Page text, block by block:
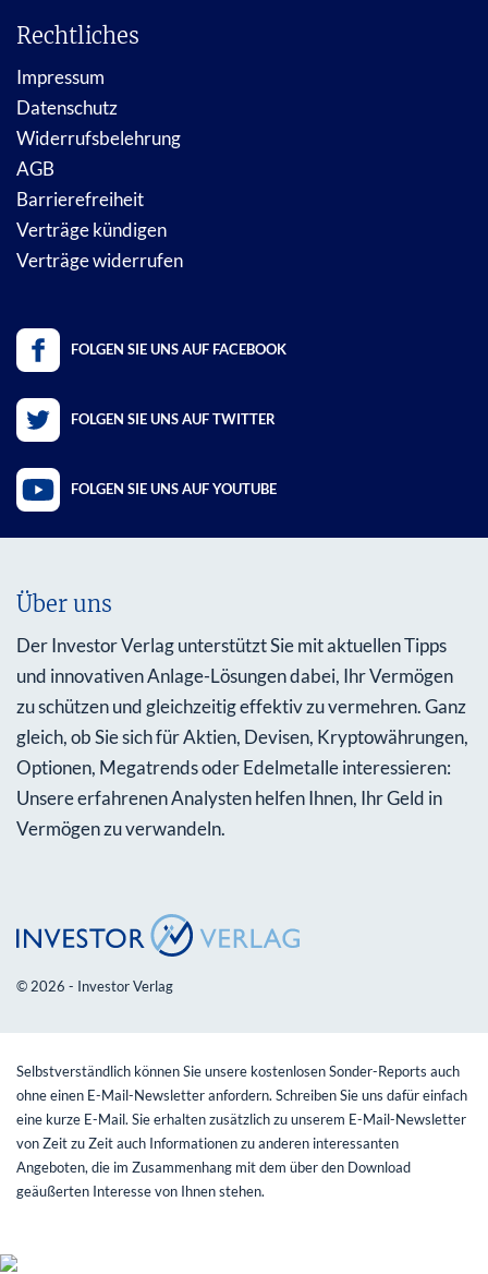
Rechtliches
Impressum
Datenschutz
Widerrufsbelehrung
AGB
Barrierefreiheit
Verträge kündigen
Verträge widerrufen
FOLGEN SIE UNS AUF FACEBOOK
FOLGEN SIE UNS AUF TWITTER
FOLGEN SIE UNS AUF YOUTUBE
Über uns
Der Investor Verlag unterstützt Sie mit aktuellen Tipps
und innovativen Anlage-Lösungen dabei, Ihr Vermögen
zu schützen und gleichzeitig effektiv zu vermehren. Ganz
gleich, ob Sie sich für Aktien, Devisen, Kryptowährungen,
Optionen, Megatrends oder Edelmetalle interessieren:
Unsere erfahrenen Analysten helfen Ihnen, Ihr Geld in
Vermögen zu verwandeln.
© 2026 - Investor Verlag
Selbstverständlich können Sie unsere kostenlosen Sonder-Reports auch
ohne einen E-Mail-Newsletter anfordern. Schreiben Sie uns dafür einfach
eine kurze E-Mail. Sie erhalten zusätzlich zu unserem E-Mail-Newsletter
von Zeit zu Zeit auch Informationen zu anderen interessanten
Angeboten, die im Zusammenhang mit dem über den Download
geäußerten Interesse von Ihnen stehen.